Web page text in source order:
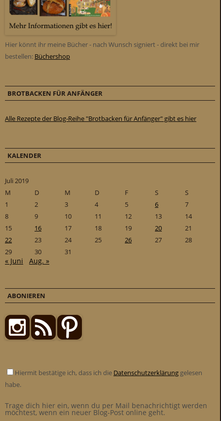
Hier könnt ihr meine Bücher - nach Wunsch signiert - direkt bei mir
bestellen: Büchershop
BROTBACKEN FÜR ANFÄNGER
Alle Rezepte der Blog-Reihe "Brotbacken für Anfänger" gibt es hier
KALENDER
Juli 2019
M
D M D F S
S
1
2 3 4 5 6
7
8
9 10 11 12 13
14
15
16 17 18 19 20
21
22
23 24 25 26 27
28
29
30 31
« Juni Aug. »
ABONIEREN
Hiermit bestätige ich, dass ich die Datenschutzerklärung gelesen
habe.
Trage dich hier ein, wenn du per Mail benachrichtigt werden
möchtest, wenn ein neuer Blog-Post online geht.